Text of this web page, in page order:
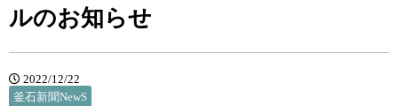
ルのお知らせ
2022/12/22
釜石新聞NewS